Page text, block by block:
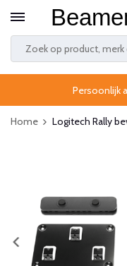
Persoonlijk
Home Logitech Rally